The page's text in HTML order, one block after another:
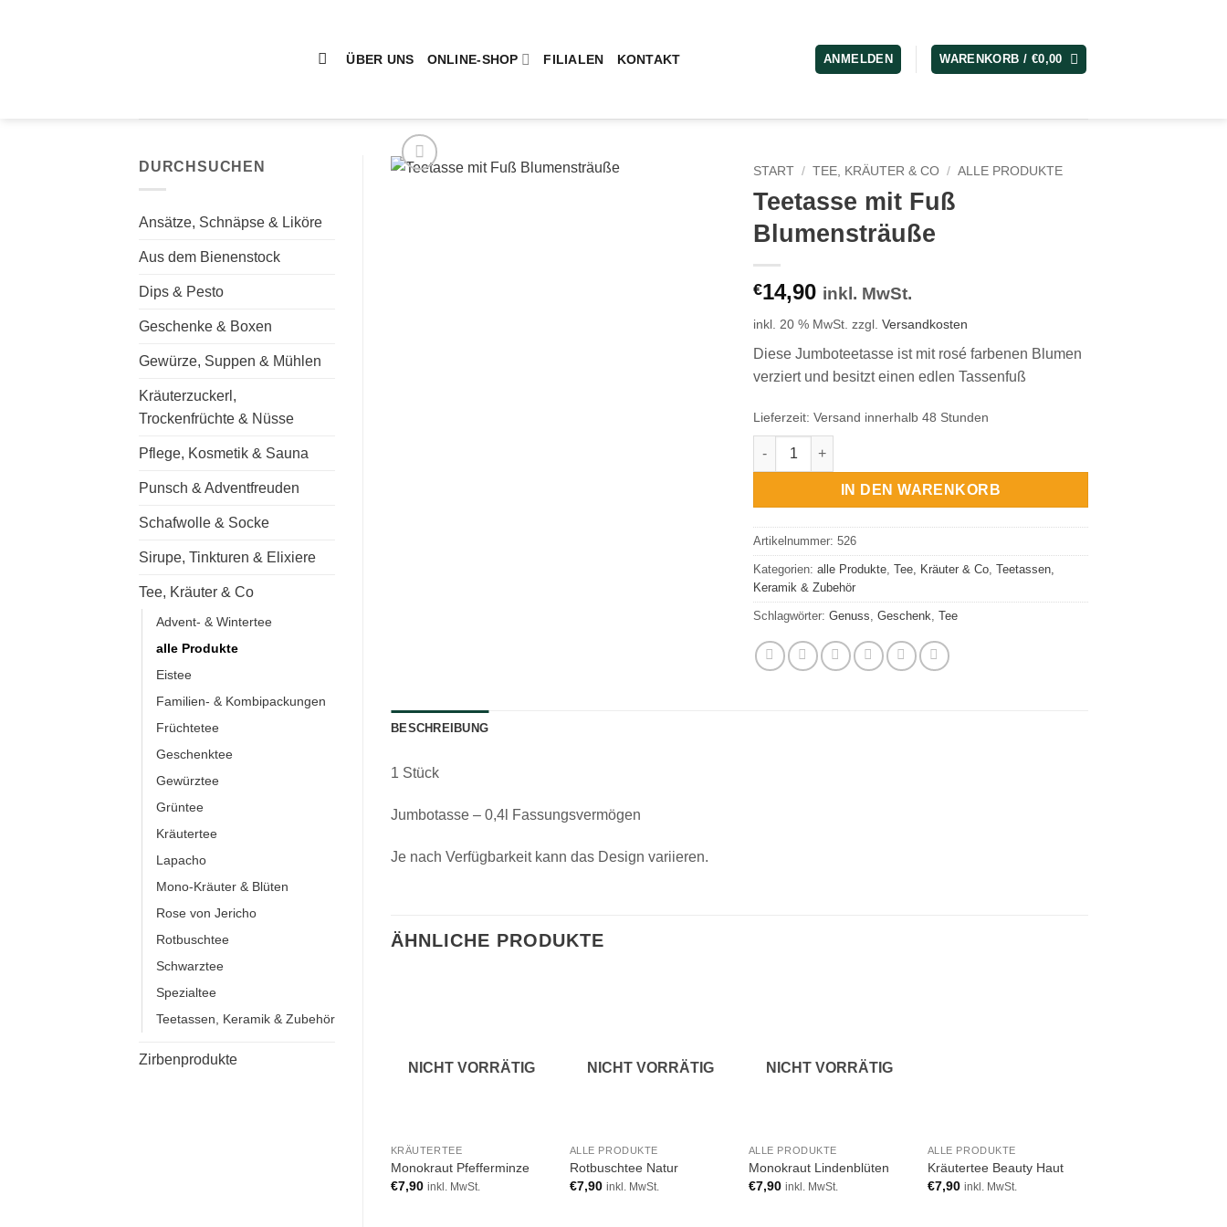
ÜBER UNS ONLINE-SHOP FILIALEN KONTAKT ANMELDEN WARENKORB / €0,00
DURCHSUCHEN
Ansätze, Schnäpse & Liköre
Aus dem Bienenstock
Dips & Pesto
Geschenke & Boxen
Gewürze, Suppen & Mühlen
Kräuterzuckerl,
Trockenfrüchte & Nüsse
Pflege, Kosmetik & Sauna
Punsch & Adventfreuden
Schafwolle & Socke
Sirupe, Tinkturen & Elixiere
Tee, Kräuter & Co
Advent- & Wintertee
alle Produkte
Eistee
Familien- & Kombipackungen
Früchtetee
Geschenktee
Gewürztee
Grüntee
Kräutertee
Lapacho
Mono-Kräuter & Blüten
Rose von Jericho
Rotbuschtee
Schwarztee
Spezialtee
Teetassen, Keramik & Zubehör
Zirbenprodukte
START / TEE, KRÄUTER & CO / ALLE PRODUKTE
Teetasse mit Fuß
Blumensträuße
€14,90 inkl. MwSt.
inkl. 20 % MwSt. zzgl. Versandkosten
Diese Jumboteetasse ist mit rosé farbenen Blumen
verziert und besitzt einen edlen Tassenfuß
Lieferzeit: Versand innerhalb 48 Stunden
Teetasse mit Fuß Blumensträuße Menge
IN DEN WARENKORB
Artikelnummer: 526
Kategorien: alle Produkte Tee, Kräuter & Co Teetassen,
Keramik & Zubehör
Schlagwörter: Genuss Geschenk Tee
BESCHREIBUNG
1 Stück
Jumbotasse – 0,4l Fassungsvermögen
Je nach Verfügbarkeit kann das Design variieren.
ÄHNLICHE PRODUKTE
NICHT VORRÄTIG
KRÄUTERTEE
Monokraut Pfefferminze
€7,90 inkl. MwSt.
NICHT VORRÄTIG
ALLE PRODUKTE
Rotbuschtee Natur
€7,90 inkl. MwSt.
NICHT VORRÄTIG
ALLE PRODUKTE
Monokraut Lindenblüten
€7,90 inkl. MwSt.
ALLE PRODUKTE
Kräutertee Beauty Haut
€7,90 inkl. MwSt.